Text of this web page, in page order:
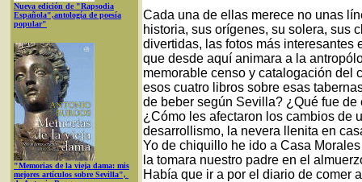
Nueva edición de "Rapsodia
Española",antología de poesía
popular"
"Memorias de la vieja dama: mis
mejores artículos sobre Sevilla",
Cada una de ellas merece no unas
historia, sus orígenes, su solera, sus
divertidas, las fotos más
que desde aquí animara a la
memorable censo y catalogación del
esos cuatro libros sobre esas
de beber según Sevilla? ¿Qué fue
¿Cómo les afectaron los cambios de
desarrollismo, la nevera llenita en
Yo de chiquillo he ido a Casa
la tomara nuestro padre en el
Había que ir a por el diario de comer